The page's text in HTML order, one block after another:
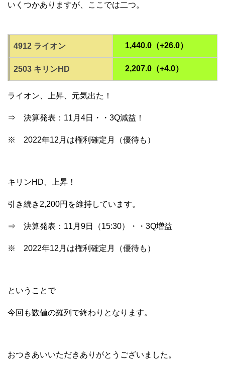
いくつかありますが、ここでは二つ。
4912 ライオン 1,440.0（+26.0）
2503 キリンHD 2,207.0（+4.0）
ライオン、上昇、元気出た！
⇒ 決算発表：11月4日・・3Q減益！
※ 2022年12月は権利確定月（優待も）
キリンHD、上昇！
引き続き2,200円を維持しています。
⇒ 決算発表：11月9日（15:30）・・3Q増益
※ 2022年12月は権利確定月（優待も）
ということで
今回も数値の羅列で終わりとなります。
おつきあいいただきありがとうございました。